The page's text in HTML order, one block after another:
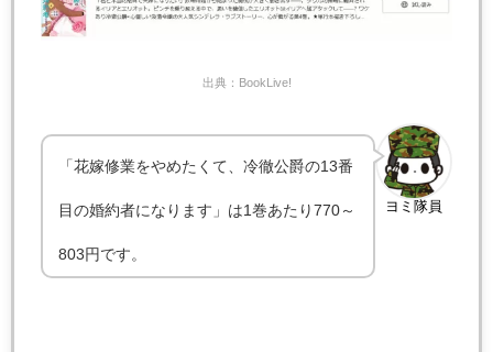
出典：BookLive!
ヨミ隊員
「花嫁修業をやめたくて、冷徹公爵の13番
目の婚約者になります」は1巻あたり770～
803円です。